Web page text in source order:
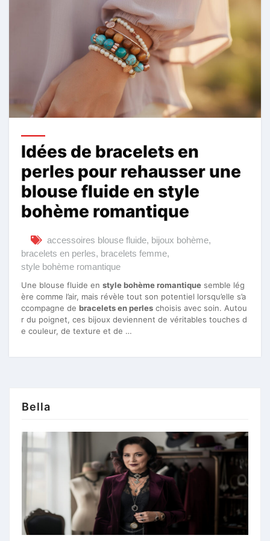
Idées de bracelets en
perles pour rehausser une
blouse fluide en style
bohème romantique
accessoires blouse fluide, bijoux bohème,
bracelets en perles, bracelets femme,
style bohème romantique
Une blouse fluide en style bohème romantique semble lég
ère comme l’air, mais révèle tout son potentiel lorsqu’elle s’a
ccompagne de bracelets en perles choisis avec soin. Autou
r du poignet, ces bijoux deviennent de véritables touches d
e couleur, de texture et de …
Bella